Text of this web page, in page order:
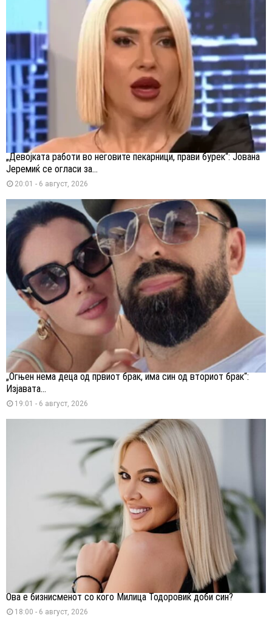
„Девојката работи во неговите пекарници, прави бурек“: Јована
Јеремиќ се огласи за...
20:01 - 6 август, 2026
„Огњен нема деца од првиот брак, има син од вториот брак“:
Изјавата...
19:01 - 6 август, 2026
Ова е бизнисменот со кого Милица Тодоровиќ доби син?
18:00 - 6 август, 2026